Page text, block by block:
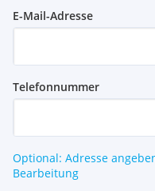
E-Mail-Adresse
Telefonnummer
Optional: Adresse
Bearbeitung